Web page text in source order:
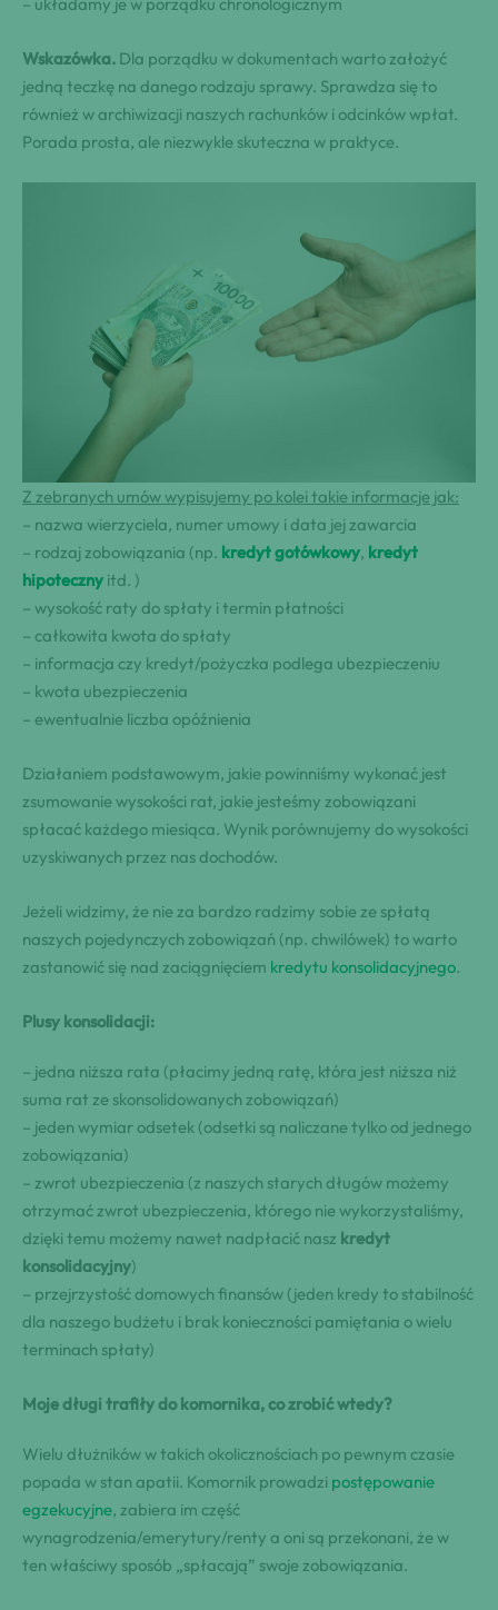
Wskazówka. Dla porządku w dokumentach warto założyć
jedną teczkę na danego rodzaju sprawy. Sprawdza się to
również w archiwizacji naszych rachunków i odcinków wpłat.
Porada prosta, ale niezwykle skuteczna w praktyce.
Z zebranych umów wypisujemy po kolei takie informacje jak:
– nazwa wierzyciela, numer umowy i data jej zawarcia
– rodzaj zobowiązania (np. kredyt gotówkowy, kredyt
hipoteczny itd. )
– wysokość raty do spłaty i termin płatności
– całkowita kwota do spłaty
– informacja czy kredyt/pożyczka podlega ubezpieczeniu
– kwota ubezpieczenia
– ewentualnie liczba opóźnienia
Działaniem podstawowym, jakie powinniśmy wykonać jest
zsumowanie wysokości rat, jakie jesteśmy zobowiązani
spłacać każdego miesiąca. Wynik porównujemy do wysokości
uzyskiwanych przez nas dochodów.
Jeżeli widzimy, że nie za bardzo radzimy sobie ze spłatą
naszych pojedynczych zobowiązań (np. chwilówek) to warto
zastanowić się nad zaciągnięciem kredytu konsolidacyjnego.
Plusy konsolidacji:
– jedna niższa rata (płacimy jedną ratę, która jest niższa niż
suma rat ze skonsolidowanych zobowiązań)
– jeden wymiar odsetek (odsetki są naliczane tylko od jednego
zobowiązania)
– zwrot ubezpieczenia (z naszych starych długów możemy
otrzymać zwrot ubezpieczenia, którego nie wykorzystaliśmy,
dzięki temu możemy nawet nadpłacić nasz kredyt
konsolidacyjny)
– przejrzystość domowych finansów (jeden kredy to stabilność
dla naszego budżetu i brak konieczności pamiętania o wielu
terminach spłaty)
Moje długi trafiły do komornika, co zrobić wtedy?
Wielu dłużników w takich okolicznościach po pewnym czasie
popada w stan apatii. Komornik prowadzi postępowanie
egzekucyjne, zabiera im część
wynagrodzenia/emerytury/renty a oni są przekonani, że w
ten właściwy sposób „spłacają” swoje zobowiązania.